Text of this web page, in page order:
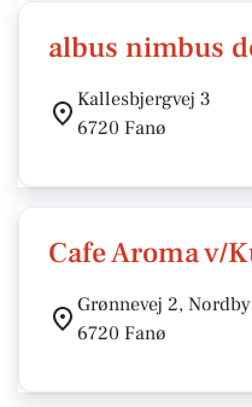
albus nimbus
Kallesbjergvej 3
6720 Fanø
Cafe Aroma v/
Grønnevej 2, Nordby
6720 Fanø